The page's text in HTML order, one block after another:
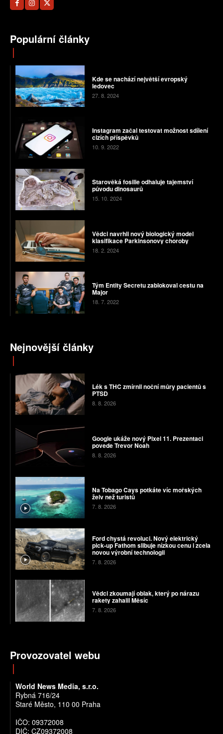
Populární články
Kde se nachází největší evropský
ledovec
27. 8. 2024
Instagram začal testovat možnost sdílení
cizích příspěvků
10. 9. 2022
Starověká fosilie odhaluje tajemství
původu dinosaurů
15. 10. 2024
Vědci navrhli nový biologický model
klasifikace Parkinsonovy choroby
18. 2. 2024
Tým Entity Secretu zablokoval cestu na
Major
18. 7. 2022
Nejnovější články
Lék s THC zmírnil noční můry pacientů s
PTSD
8. 8. 2026
Google ukáže nový Pixel 11. Prezentaci
povede Trevor Noah
8. 8. 2026
Na Tobago Cays potkáte víc mořských
želv než turistů
7. 8. 2026
Ford chystá revoluci. Nový elektrický
pick-up Fathom slibuje nízkou cenu i zcela
novou výrobní technologii
7. 8. 2026
Vědci zkoumají oblak, který po nárazu
rakety zahalil Měsíc
7. 8. 2026
Provozovatel webu
World News Media, s.r.o.
Rybná 716/24
Staré Město, 110 00 Praha
IČO: 09372008
DIČ: CZ09372008